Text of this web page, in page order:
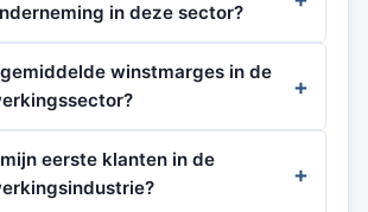
in deze sector?
winstmarges in de
eerste klanten in de